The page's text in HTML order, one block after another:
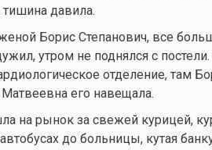
давила.
Борис Степанович, все
утром не поднялся с
отделение, там
его навещала.
на рынок за свежей курицей,
до больницы, кутая